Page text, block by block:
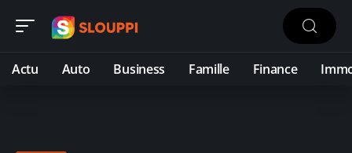
Actu Auto Business Famille Finance